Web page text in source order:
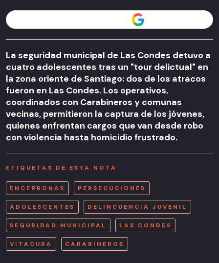
La seguridad municipal de Las Condes detuvo a
cuatro adolescentes tras un "tour delictual" en
la zona oriente de Santiago: dos de los atracos
fueron en Las Condes. Los operativos,
coordinados con Carabineros y comunas
vecinas, permitieron la captura de los jóvenes,
quienes enfrentan cargos que van desde robo
con violencia hasta homicidio frustrado.
ETIQUETAS DE ESTA NOTA
ENCERRONAS PERSECUCIONES
ADOLESCENTES DELINCUENCIA JUVENIL
SEGURIDAD MUNICIPAL LAS CONDES
VITACURA CARABINEROS